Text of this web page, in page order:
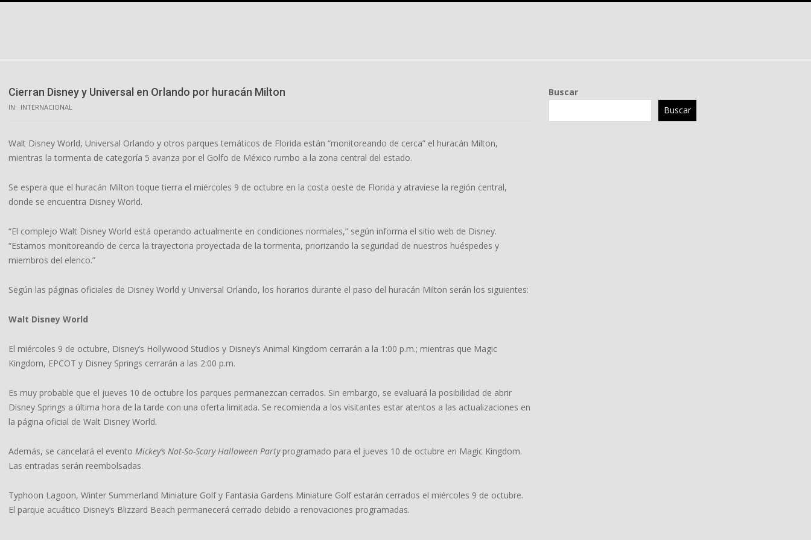
Cierran Disney y Universal en Orlando por huracán Milton
IN: INTERNACIONAL
Walt Disney World, Universal Orlando y otros parques temáticos de Florida están “monitoreando de cerca” el huracán Milton,
mientras la tormenta de categoría 5 avanza por el Golfo de México rumbo a la zona central del estado.
Se espera que el huracán Milton toque tierra el miércoles 9 de octubre en la costa oeste de Florida y atraviese la región central,
donde se encuentra Disney World.
“El complejo Walt Disney World está operando actualmente en condiciones normales,” según informa el sitio web de Disney.
“Estamos monitoreando de cerca la trayectoria proyectada de la tormenta, priorizando la seguridad de nuestros huéspedes y
miembros del elenco.”
Según las páginas oficiales de Disney World y Universal Orlando, los horarios durante el paso del huracán Milton serán los siguientes:
Walt Disney World
El miércoles 9 de octubre, Disney’s Hollywood Studios y Disney’s Animal Kingdom cerrarán a la 1:00 p.m.; mientras que Magic
Kingdom, EPCOT y Disney Springs cerrarán a las 2:00 p.m.
Es muy probable que el jueves 10 de octubre los parques permanezcan cerrados. Sin embargo, se evaluará la posibilidad de abrir
Disney Springs a última hora de la tarde con una oferta limitada. Se recomienda a los visitantes estar atentos a las actualizaciones en
la página oficial de Walt Disney World.
Además, se cancelará el evento Mickey’s Not-So-Scary Halloween Partyprogramado para el jueves 10 de octubre en Magic Kingdom.
Las entradas serán reembolsadas.
Typhoon Lagoon, Winter Summerland Miniature Golf y Fantasia Gardens Miniature Golf estarán cerrados el miércoles 9 de octubre.
El parque acuático Disney’s Blizzard Beach permanecerá cerrado debido a renovaciones programadas.
Buscar
Buscar